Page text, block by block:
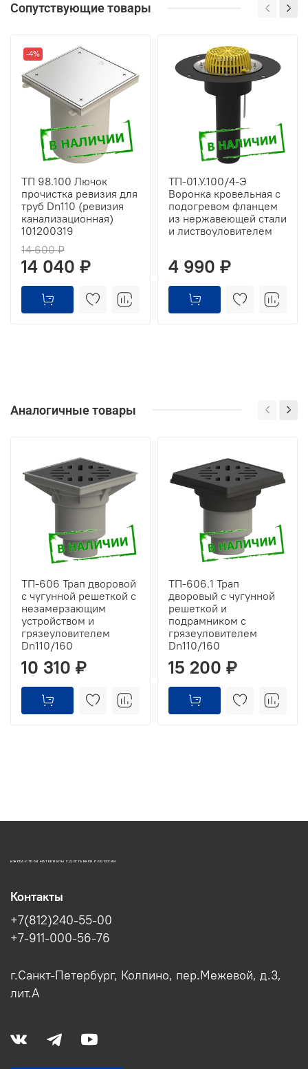
Сопутствующие товары
-4%
ТП 98.100 Лючок
прочистка ревизия для
труб Dn110 (ревизия
канализационная)
101200319
14 600 ₽
14 040 ₽
ТП-01.У.100/4-Э
Воронка кровельная с
подогревом фланцем
из нержавеющей стали
и листвоуловителем
4 990 ₽
Аналогичные товары
ТП-606 Трап дворовой
с чугунной решеткой с
незамерзающим
устройством и
грязеуловителем
Dn110/160
10 310 ₽
ТП-606.1 Трап
дворовый с чугунной
решеткой и
подрамником с
грязеуловителем
Dn110/160
15 200 ₽
ИЖОРА-СТРОЙ МАТЕРИАЛЫ С ДОСТАВКОЙ ПО РОССИИ
Контакты
+7(812)240-55-00
+7-911-000-56-76
г.Санкт-Петербург, Колпино, пер.Межевой, д.3,
лит.А